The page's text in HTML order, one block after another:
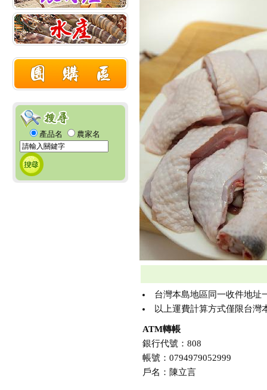
產品名 農家名
台灣本島地區同一收件地址
以上運費計算方式僅限台灣
ATM轉帳
銀行代號：808
帳號：0794979052999
戶名：陳立言